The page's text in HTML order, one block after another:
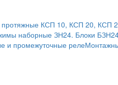
протяжные КСП 10, КСП 20, КСП
наборные ЗН24. Блоки
и промежуточные реле